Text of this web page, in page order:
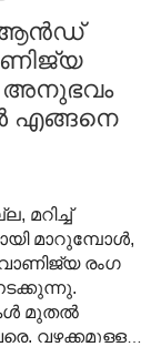
ആൻഡ്
അനുഭവം
എങ്ങനെ
മറിച്ച്
മാറുമ്പോൾ,
രംഗ
മുതൽ
വഴക്കമുള്ള